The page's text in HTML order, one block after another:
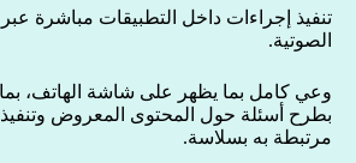
تنفيذ إجراءات داخل التطبيقات مباشرة عبر
الصوتية.
وعي كامل بما يظهر على شاشة الهاتف،
بطرح أسئلة حول المحتوى المعروض
مرتبطة به بسلاسة.